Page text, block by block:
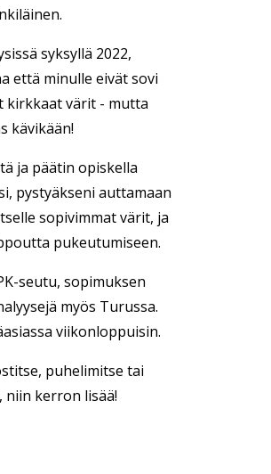
syksyllä 2022,
että minulle eivät sovi
kirkkaat värit - mutta
kävikään!
ja päätin opiskella
pystyäkseni auttamaan
sopivimmat värit, ja
pukeutumiseen.
seutu, sopimuksen
myös Turussa.
viikonloppuisin.
puhelimitse tai
niin kerron lisää!